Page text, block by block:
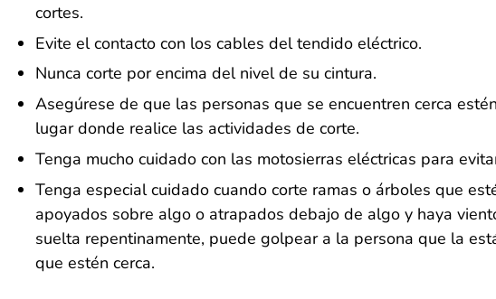
cortes.
Evite el contacto con los cables del tendido eléctrico.
Nunca corte por encima del nivel de su cintura.
Asegúrese de que las personas que se encuentren cerca
lugar donde realice las actividades de corte.
Tenga mucho cuidado con las motosierras eléctricas para
Tenga especial cuidado cuando corte ramas o árboles que
apoyados sobre algo o atrapados debajo de algo y haya
suelta repentinamente, puede golpear a la persona que la
que estén cerca.